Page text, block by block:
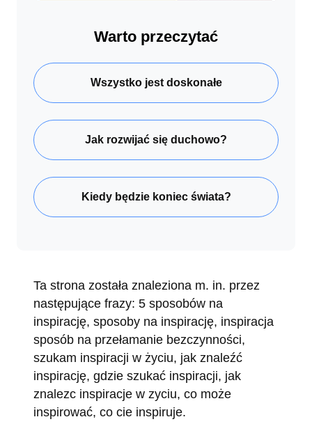
Warto przeczytać
Wszystko jest doskonałe
Jak rozwijać się duchowo?
Kiedy będzie koniec świata?
Ta strona została znaleziona m. in. przez
następujące frazy: 5 sposobów na
inspirację, sposoby na inspirację, inspiracja
sposób na przełamanie bezczynności,
szukam inspiracji w życiu, jak znaleźć
inspirację, gdzie szukać inspiracji, jak
znalezc inspiracje w zyciu, co może
inspirować, co cie inspiruje.